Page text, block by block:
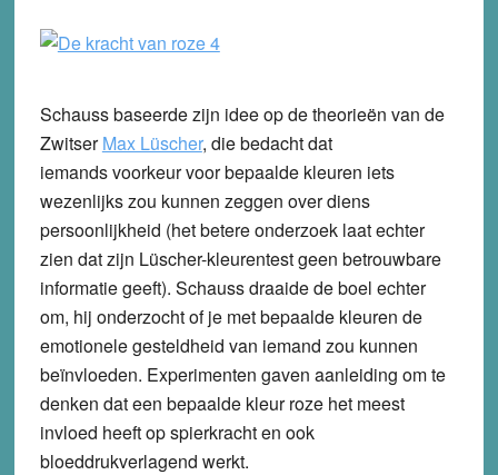
Schauss baseerde zijn idee op de theorieën van de
ZwitserMax Lüscher, die bedacht dat
iemands voorkeur voor bepaalde kleuren iets
wezenlijks zou kunnen zeggen over diens
persoonlijkheid (het betere onderzoek laat echter
zien dat zijn Lüscher-kleurentest geen betrouwbare
informatie geeft). Schauss draaide de boel echter
om, hij onderzocht of je met bepaalde kleuren de
emotionele gesteldheid van iemand zou kunnen
beïnvloeden. Experimenten gaven aanleiding om te
denken dat een bepaalde kleur roze het meest
invloed heeft op spierkracht en ook
bloeddrukverlagend werkt.